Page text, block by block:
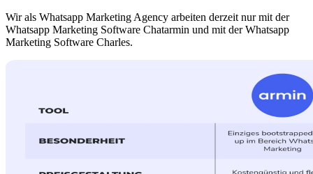
Wir als Whatsapp Marketing Agency arbeiten derzeit nur mit der
Whatsapp Marketing Software Chatarmin und mit der Whatsapp
Marketing Software Charles.